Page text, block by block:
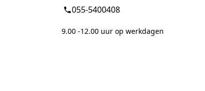
055-5400408
9.00 -12.00 uur op werkdagen